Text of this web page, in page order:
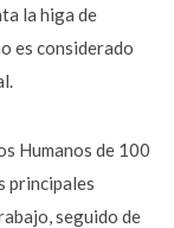
la higa de
es considerado
Humanos de 100
principales
seguido de